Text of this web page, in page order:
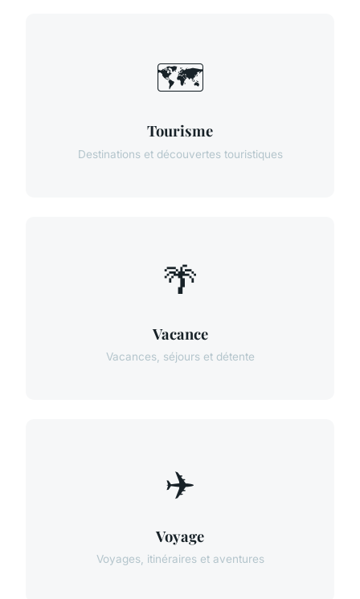
🗺️
Tourisme
Destinations et découvertes touristiques
🌴
Vacance
Vacances, séjours et détente
✈️
Voyage
Voyages, itinéraires et aventures